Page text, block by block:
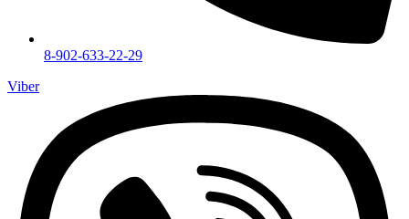
8-902-633-22-29
Viber